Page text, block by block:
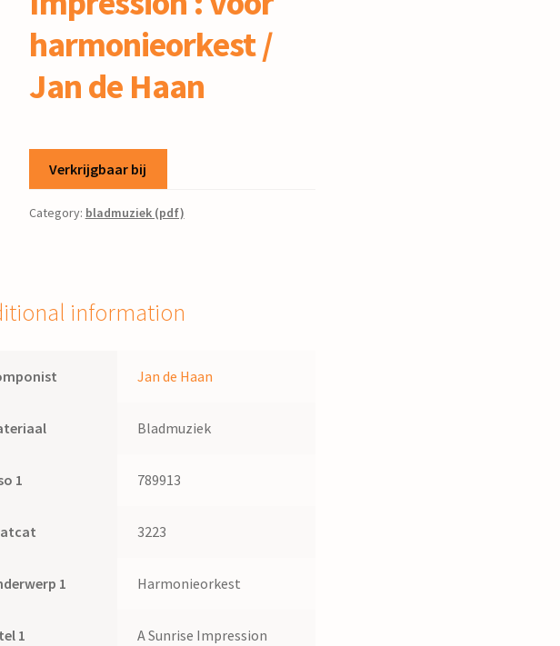
harmonieorkest /
Jan de Haan
Verkrijgbaar bij
Category: bladmuziek (pdf)
information
Jan de Haan
Bladmuziek
1 789913
3223
1 Harmonieorkest
1 A Sunrise Impression